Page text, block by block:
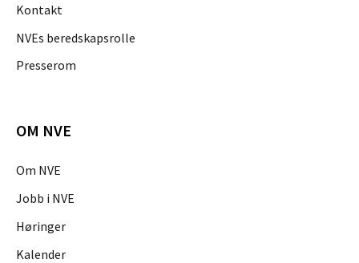
Kontakt
NVEs beredskapsrolle
Presserom
OM NVE
Om NVE
Jobb i NVE
Høringer
Kalender